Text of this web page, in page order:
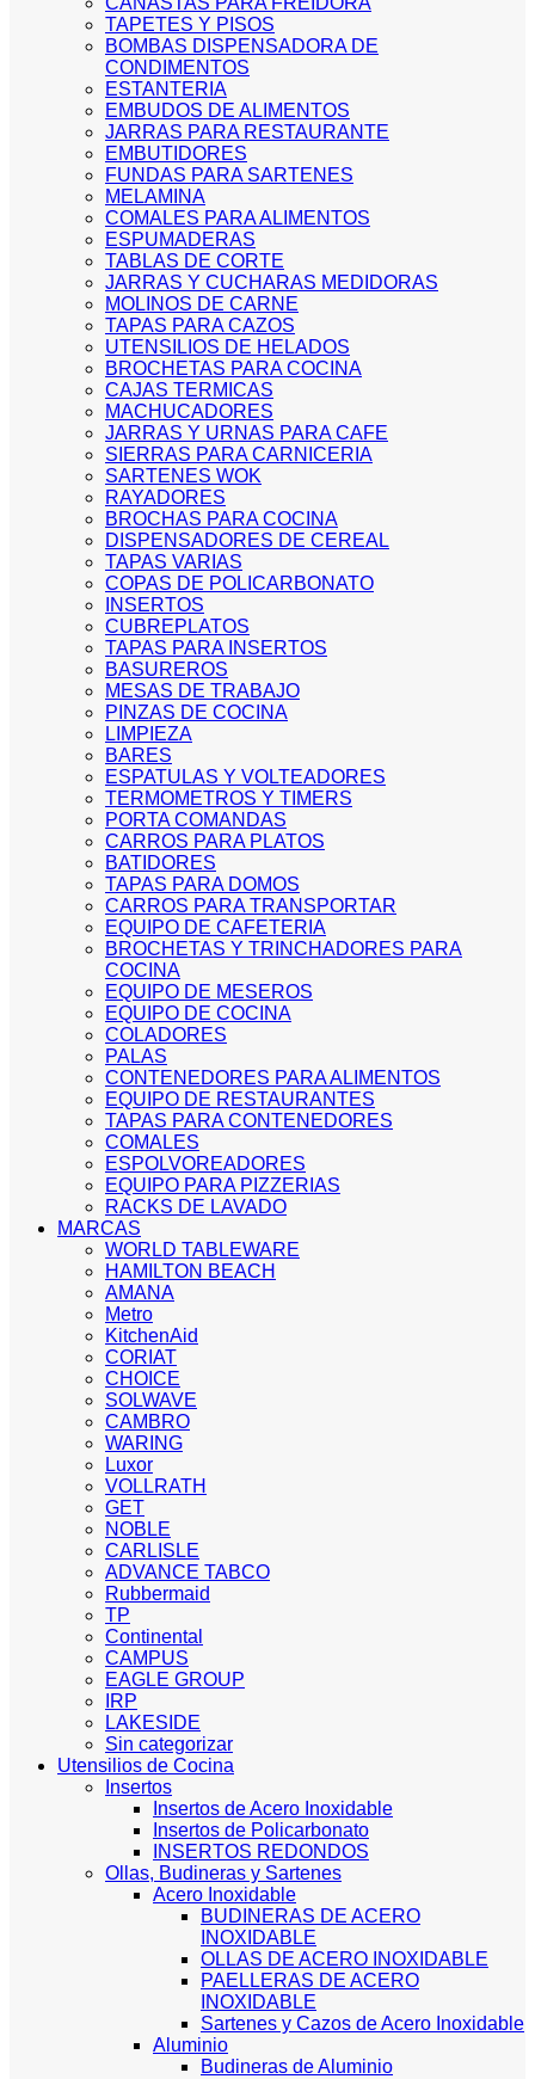
TAPETES Y PISOS
BOMBAS DISPENSADORA DE
CONDIMENTOS
ESTANTERIA
EMBUDOS DE ALIMENTOS
JARRAS PARA RESTAURANTE
EMBUTIDORES
FUNDAS PARA SARTENES
MELAMINA
COMALES PARA ALIMENTOS
ESPUMADERAS
TABLAS DE CORTE
JARRAS Y CUCHARAS MEDIDORAS
MOLINOS DE CARNE
TAPAS PARA CAZOS
UTENSILIOS DE HELADOS
BROCHETAS PARA COCINA
CAJAS TERMICAS
MACHUCADORES
JARRAS Y URNAS PARA CAFE
SIERRAS PARA CARNICERIA
SARTENES WOK
RAYADORES
BROCHAS PARA COCINA
DISPENSADORES DE CEREAL
TAPAS VARIAS
COPAS DE POLICARBONATO
INSERTOS
CUBREPLATOS
TAPAS PARA INSERTOS
BASUREROS
MESAS DE TRABAJO
PINZAS DE COCINA
LIMPIEZA
BARES
ESPATULAS Y VOLTEADORES
TERMOMETROS Y TIMERS
PORTA COMANDAS
CARROS PARA PLATOS
BATIDORES
TAPAS PARA DOMOS
CARROS PARA TRANSPORTAR
EQUIPO DE CAFETERIA
BROCHETAS Y TRINCHADORES PARA
COCINA
EQUIPO DE MESEROS
EQUIPO DE COCINA
COLADORES
PALAS
CONTENEDORES PARA ALIMENTOS
EQUIPO DE RESTAURANTES
TAPAS PARA CONTENEDORES
COMALES
ESPOLVOREADORES
EQUIPO PARA PIZZERIAS
RACKS DE LAVADO
MARCAS
WORLD TABLEWARE
HAMILTON BEACH
AMANA
Metro
KitchenAid
CORIAT
CHOICE
SOLWAVE
CAMBRO
WARING
Luxor
VOLLRATH
GET
NOBLE
CARLISLE
ADVANCE TABCO
Rubbermaid
TP
Continental
CAMPUS
EAGLE GROUP
IRP
LAKESIDE
Sin categorizar
Utensilios de Cocina
Insertos
Insertos de Acero Inoxidable
Insertos de Policarbonato
INSERTOS REDONDOS
Ollas, Budineras y Sartenes
Acero Inoxidable
BUDINERAS DE ACERO
INOXIDABLE
OLLAS DE ACERO INOXIDABLE
PAELLERAS DE ACERO
INOXIDABLE
Sartenes y Cazos de Acero Inoxidable
Aluminio
Budineras de Aluminio